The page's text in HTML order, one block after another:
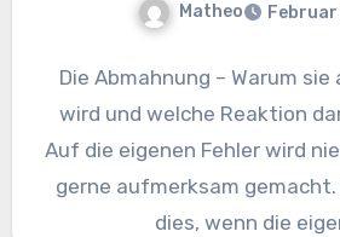
Matheo
Die Abmahnung – Warum
wird und welche Reaktion
Auf die eigenen Fehler wird
gerne aufmerksam
dies, wenn die